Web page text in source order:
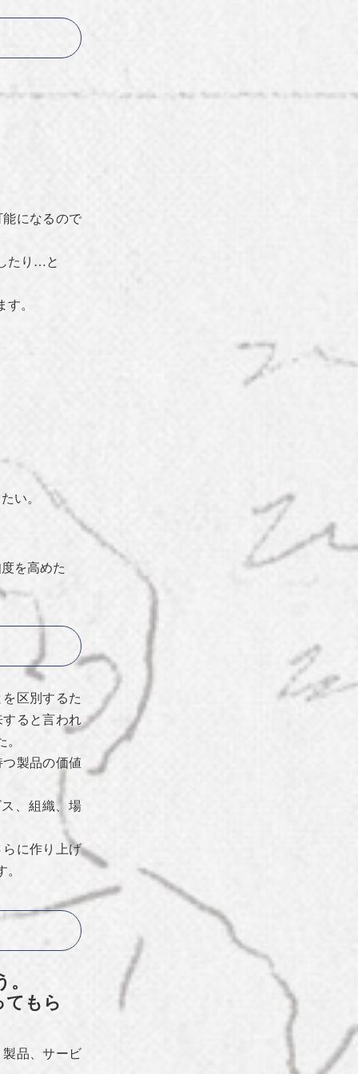
になるので
たり…と
。
い。
を高めた
区別するた
すると言われ
製品の価値
、組織、場
に作り上げ
てもら
品、サービ